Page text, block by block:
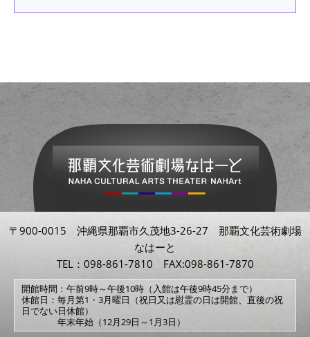
〒900-0015 沖縄県那覇市久茂地3-26-27 那覇文化芸術劇場
なはーと
TEL：098-861-7810 FAX:098-861-7870
開館時間：午前9時～午後10時（入館は午後9時45分まで）
休館日：毎月第1・3月曜日（祝日又は慰霊の日は開館、直後の祝
日でない日休館）
年末年始（12月29日～1月3日）